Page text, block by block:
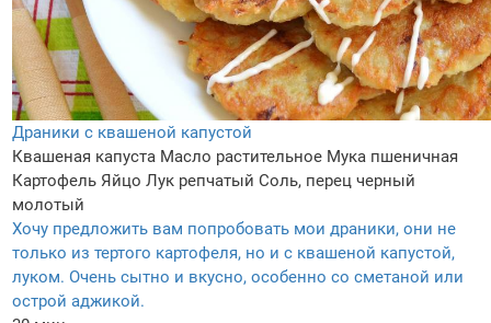
Драники с квашеной капустой
Квашеная капуста Масло растительное Мука пшеничная
Картофель Яйцо Лук репчатый Соль, перец черный
молотый
Хочу предложить вам попробовать мои драники, они не
только из тертого картофеля, но и с квашеной капустой,
луком. Очень сытно и вкусно, особенно со сметаной или
острой аджикой.